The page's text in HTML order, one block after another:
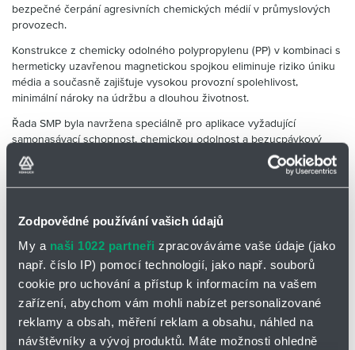
Zodpovědné používání vašich údajů
My a naši 1022 partneři zpracováváme vaše údaje (jako
např. číslo IP) pomocí technologií, jako např. souborů
cookie pro uchování a přístup k informacím na vašem
zařízení, abychom vám mohli nabízet personalizované
reklamy a obsah, měření reklam a obsahu, náhled na
návštěvníky a vývoj produktů. Máte možnosti ohledně
bezpečné čerpání agresivních chemických médií v průmyslových
provozech.
Konstrukce z chemicky odolného polypropylenu (PP) v kombinaci s
hermeticky uzavřenou magnetickou spojkou eliminuje riziko úniku
média a současně zajišťuje vysokou provozní spolehlivost,
minimální nároky na údržbu a dlouhou životnost.
Řada SMP byla navržena speciálně pro aplikace vyžadující
samonasávací schopnost, chemickou odolnost a bezucpávkový
provoz.
Technické parametry
Parametr Hodnota
Typ čerpadla
odstředivé čerpadlo
Konstrukce Magnetická spojka
Materiál PP